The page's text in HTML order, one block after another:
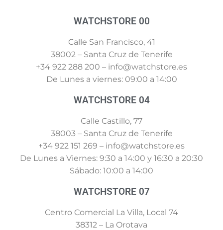
WATCHSTORE 00
Calle San Francisco, 41
38002 – Santa Cruz de Tenerife
+34 922 288 200 – info@watchstore.es
De Lunes a viernes: 09:00 a 14:00
WATCHSTORE 04
Calle Castillo, 77
38003 – Santa Cruz de Tenerife
+34 922 151 269 – info@watchstore.es
De Lunes a Viernes: 9:30 a 14:00 y 16:30 a 20:30
Sábado: 10:00 a 14:00
WATCHSTORE 07
Centro Comercial La Villa, Local 74
38312 – La Orotava